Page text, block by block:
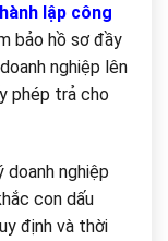
lập công
bảo hồ sơ đầy
nghiệp lên
phép trả cho
doanh nghiệp
con dấu
định và thời